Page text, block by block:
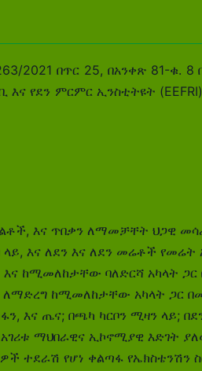
2021 በጥር 25, በአንቀጽ 81-ቁ.
የደን ምርምር ኢንስቲትዩት
እና ጥበቃን ለማመቻቸት ህጋዊ
እና ለደን እና ለደን መሬቶች
ባለድርሻ አካላት ጋር
ከሚመለከታቸው አካላት ጋር
እና ጤና; በጫካ ካርቦን ሚዛን ላይ;
ማህበራዊና ኢኮኖሚያዊ እድገት
የሆነ ቀልጣፋ የኤክስቴንሽን